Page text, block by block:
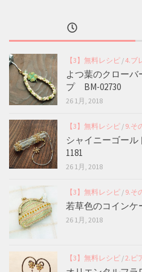
【3】無料レシピ /4.ブ
よつ葉のクロー
プ BM-02730
26 1月, 2018
【3】無料レシピ / 9.そ
シャイニーゴール
1181
26 1月, 2018
【3】無料レシピ / 9.そ
若草色のコインケ
26 1月, 2018
【3】無料レシピ /2.ピ